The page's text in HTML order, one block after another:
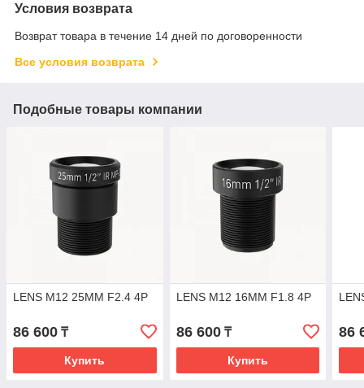
Условия возврата
Возврат товара в течение 14 дней по договоренности
Все условия возврата
Подобные товары компании
LENS M12 25MM F2.4 4P
86 600 ₸
Купить
LENS M12 16MM F1.8 4P
86 600₸
Купить
86